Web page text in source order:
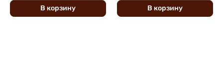
В корзину В корзину